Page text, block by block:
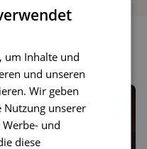
um Inhalte und
und unseren
Wir geben
unserer
und
diese